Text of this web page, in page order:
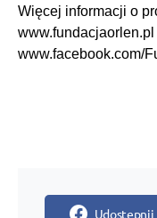
Więcej informacji o
www.facebook.com/
Udostępnij